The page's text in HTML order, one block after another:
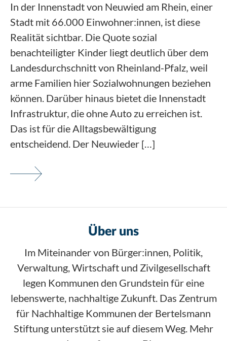
In der Innenstadt von Neuwied am Rhein, einer
Stadt mit 66.000 Einwohner:innen, ist diese
Realität sichtbar. Die Quote sozial
benachteiligter Kinder liegt deutlich über dem
Landesdurchschnitt von Rheinland-Pfalz, weil
arme Familien hier Sozialwohnungen beziehen
können. Darüber hinaus bietet die Innenstadt
Infrastruktur, die ohne Auto zu erreichen ist.
Das ist für die Alltagsbewältigung
entscheidend. Der Neuwieder […]
Über uns
Im Miteinander von Bürger:innen, Politik,
Verwaltung, Wirtschaft und Zivilgesellschaft
legen Kommunen den Grundstein für eine
lebenswerte, nachhaltige Zukunft. Das Zentrum
für Nachhaltige Kommunen der Bertelsmann
Stiftung unterstützt sie auf diesem Weg. Mehr